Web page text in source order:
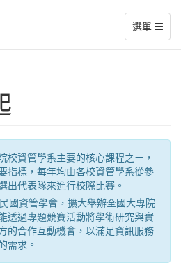
選單
校資管學系主要的核心課程之ㄧ，
指標，每年均由各校資管學系從參
出代表隊來進行校際比賽。
國資管學會，擴大舉辦全國大專院
透過專題競賽活動將學術研究與實
的合作互動機會，以滿足資訊服務
需求。